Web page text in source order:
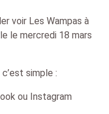
voir Les Wampas à
le mercredi 18 mars
simple :
ou Instagram